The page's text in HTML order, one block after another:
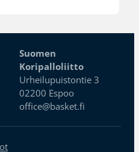
Suomen
Koripalloliitto
Urheilupuistontie 3
02200 Espoo
office@basket.fi